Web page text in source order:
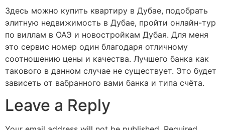
Здесь можно купить квартиру в Дубае, подобрать
элитную недвижимость в Дубае, пройти онлайн-тур
по виллам в ОАЭ и новостройкам Дубая. Для меня
это сервис номер один благодаря отличному
соотношению цены и качества. Лучшего банка как
такового в данном случае не существует. Это будет
зависеть от вабранного вами банка и типа счёта.
Leave a Reply